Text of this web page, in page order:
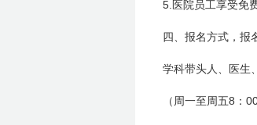
5. 医院员工享受免
四、报名方式，报
学科带头人、医生
（周一至周五8 ：